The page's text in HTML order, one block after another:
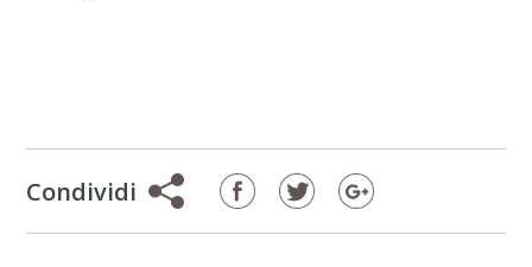
Condividi